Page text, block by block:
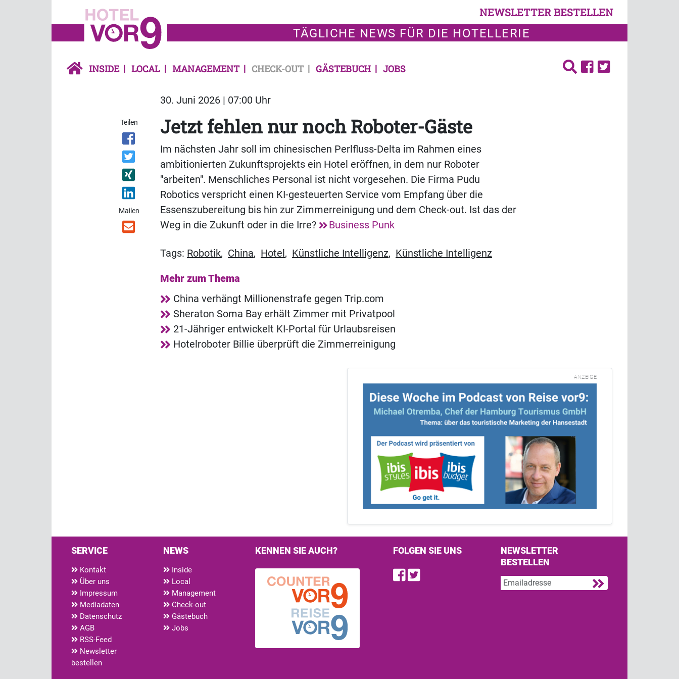
NEWSLETTER BESTELLEN
TÄGLICHE NEWS FÜR DIE HOTELLERIE
INSIDE LOCAL MANAGEMENT CHECK-OUT GÄSTEBUCH JOBS
30. Juni 2026 | 07:00 Uhr
Teilen
Mailen
Jetzt fehlen nur noch Roboter-Gäste
Im nächsten Jahr soll im chinesischen Perlfluss-Delta im Rahmen eines
ambitionierten Zukunftsprojekts ein Hotel eröffnen, in dem nur Roboter
"arbeiten". Menschliches Personal ist nicht vorgesehen. Die Firma Pudu
Robotics verspricht einen KI-gesteuerten Service vom Empfang über die
Essenszubereitung bis hin zur Zimmerreinigung und dem Check-out. Ist das der
Weg in die Zukunft oder in die Irre?
Business Punk
Tags: Robotik, China, Hotel , Künstliche Intelligenz, Künstliche Intelligenz
Mehr zum Thema
China verhängt Millionenstrafe gegen Trip.com
Sheraton Soma Bay erhält Zimmer mit Privatpool
21-Jähriger entwickelt KI-Portal für Urlaubsreisen
Hotelroboter Billie überprüft die Zimmerreinigung
ANZEIGE
SERVICE
Kontakt
Über uns
Impressum
Mediadaten
Datenschutz
AGB
RSS-Feed
Newsletter
bestellen
NEWS
Inside
Local
Management
Check-out
Gästebuch
Jobs
KENNEN SIE AUCH? FOLGEN SIE UNS
Find us on Facebook
Follow us on Twitter
NEWSLETTER
BESTELLEN